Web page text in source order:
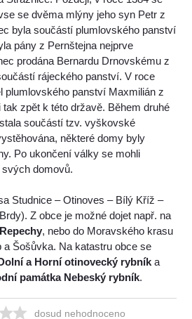
se dvěma mlýny jeho syn Petr z
byla součástí plumlovského panství
pány z Pernštejna nejprve
prodána Bernardu Drnovskému z
rájeckého panství. V roce
plumlovského panství Maxmilián z
tak zpět k této državě. Během druhé
součástí tzv. vyškovské
některé domy byly
Po ukončení války se mohli
domovů.
Studnice – Otinoves – Bílý Kříž –
Z obce je možné dojet např. na
, nebo do Moravského krasu
a Šošůvka. Na katastru obce se
a Horní otinovecký rybník a
památka Nebeský rybník.
dosud nehodnoceno